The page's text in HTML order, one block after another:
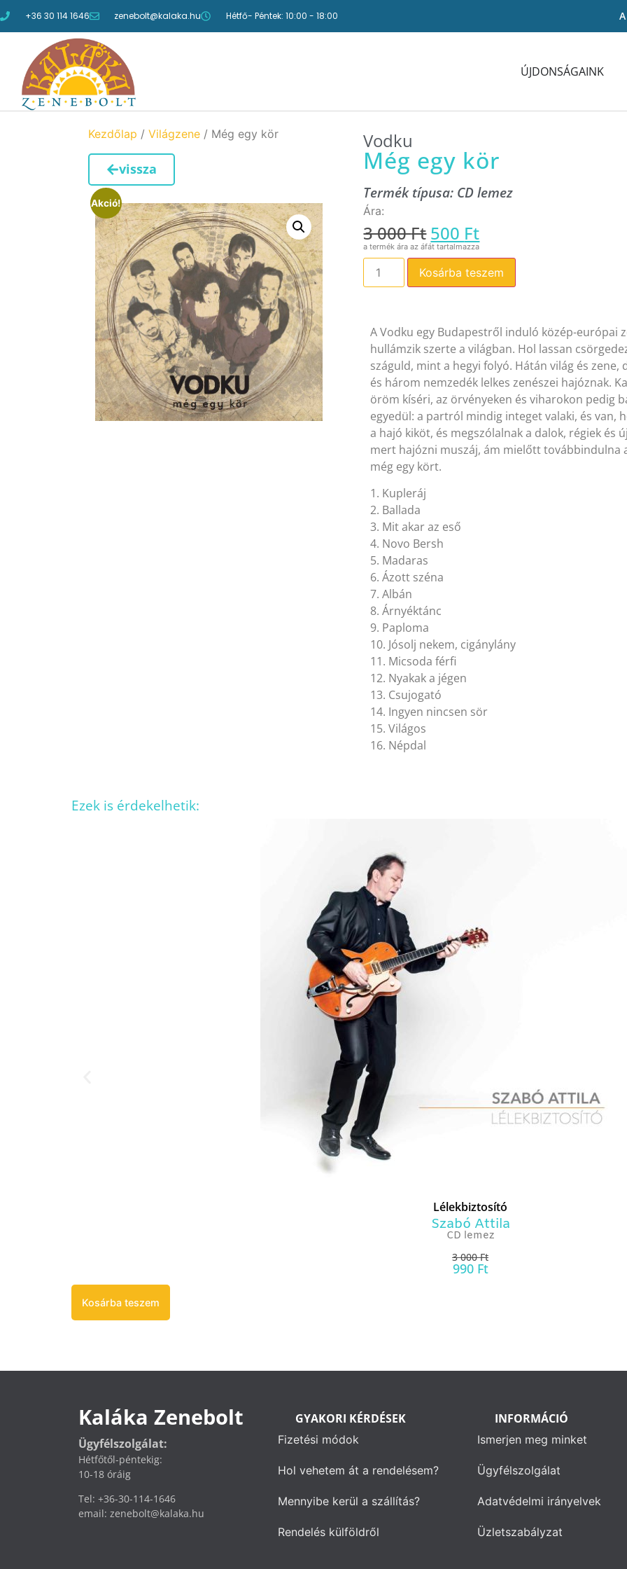
+36 30 114 1646 zenebolt@kalaka.hu Hétfő- Péntek: 10:00 - 18:00
ÚJDONSÁGAINK
Kezdőlap /Világzene / Még egy kör
vissza
Akció!
Vodku
Még egy kör
Termék típusa: CD lemez
3 000Ft500 Ft
Kosárba teszem
A Vodku egy Budapestről induló közép-európai
hullámzik szerte a világban. Hol lassan
száguld, mint a hegyi folyó. Hátán világ és zene,
és három nemzedék lelkes zenészei hajóznak.
öröm kíséri, az örvényeken és viharokon pedig
egyedül: a partról mindig integet valaki, és van,
a hajó kiköt, és megszólalnak a dalok, régiek és
mert hajózni muszáj, ám mielőtt továbbindulna
még egy kört.
1. Kupleráj
2. Ballada
3. Mit akar az eső
4. Novo Bersh
5. Madaras
6. Ázott széna
7. Albán
8. Árnyéktánc
9. Paploma
10. Jósolj nekem, cigánylány
11. Micsoda férfi
12. Nyakak a jégen
13. Csujogató
14. Ingyen nincsen sör
15. Világos
16. Népdal
Ezek is érdekelhetik:
Lélekbiztosító
Szabó Attila
CD lemez
3 000Ft
990 Ft
Kosárba teszem
Kaláka Zenebolt
Ügyfélszolgálat:
Hétfőtől-péntekig:
10-18 óráig
Tel: +36-30-114-1646
email: zenebolt@kalaka.hu
GYAKORI KÉRDÉSEK
Fizetési módok
Hol vehetem át a rendelésem?
Mennyibe kerül a szállítás?
Rendelés külföldről
INFORMÁCIÓ
Ismerjen meg minket
Ügyfélszolgálat
Adatvédelmi irányelvek
Üzletszabályzat